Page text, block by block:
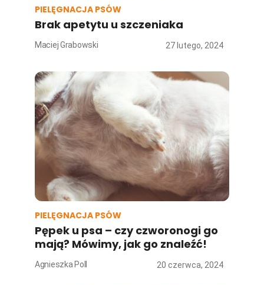
PIELĘGNACJA PSÓW
Brak apetytu u szczeniaka
Maciej Grabowski 27 lutego, 2024
PIELĘGNACJA PSÓW
Pępek u psa – czy czworonogi go
mają? Mówimy, jak go znaleźć!
Agnieszka Poll 20 czerwca, 2024